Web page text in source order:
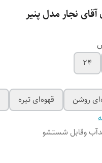
آقای نجار مدل پنیر
۲۴
روشن قهوه‌ای تیره
وقابل شستشو